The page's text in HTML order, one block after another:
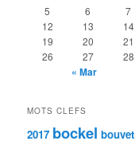
5
6 7
12
13 14
19
20 21
26
27 28
« Mar
MOTS CLEFS
2017 bockel bouvet